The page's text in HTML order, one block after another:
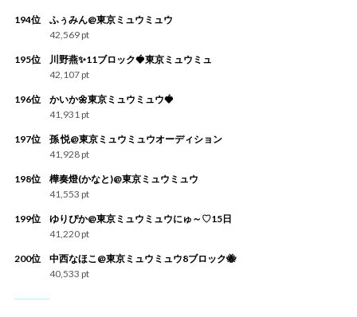
194位
ふぅみん@東京ミュウミュウ
42,569 pt
195位
川野燕✨11ブロック🍓東京ミュウミュ
42,107 pt
196位
かいか🌼東京ミュウミュウ🍓
41,931 pt
197位
孫 悦@東京ミュウミュウオーディション
41,928 pt
198位
樺奏燈(かなと)@東京ミュウミュウ
41,553 pt
199位
ゆりぴか@東京ミュウミュウにゅ～♡15日
41,220 pt
200位
中西なほこ@東京ミュウミュウ8ブロック🐝
40,533 pt